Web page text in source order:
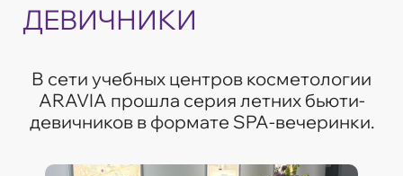
ДЕВИЧНИКИ
В сети учебных центров косметологии
ARAVIA прошла серия летних бьюти-
девичников в формате SPA-вечеринки.